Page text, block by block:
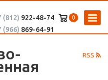
0
(812) 922-48-74
(966) 869-64-91
RSS